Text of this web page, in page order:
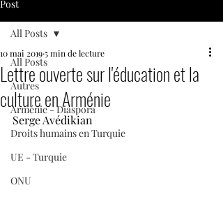
Post
All Posts
Autres
Arménie - Diaspora
Droits humains en Turquie
UE - Turquie
ONU
All Posts
Lettre ouverte sur l'éducation et la
culture en Arménie
10 mai 20195 min de lecture
Serge Avédikian